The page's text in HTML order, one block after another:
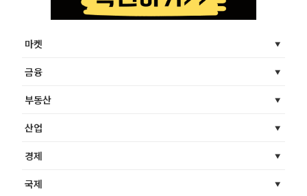
마켓
금융
부동산
산업
경제
국제